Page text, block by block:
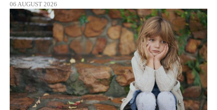
06 AUGUST 2026